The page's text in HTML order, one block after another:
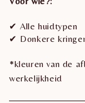
✔ Alle huidtypen
✔ Donkere
*kleuren van de
werkelijkheid